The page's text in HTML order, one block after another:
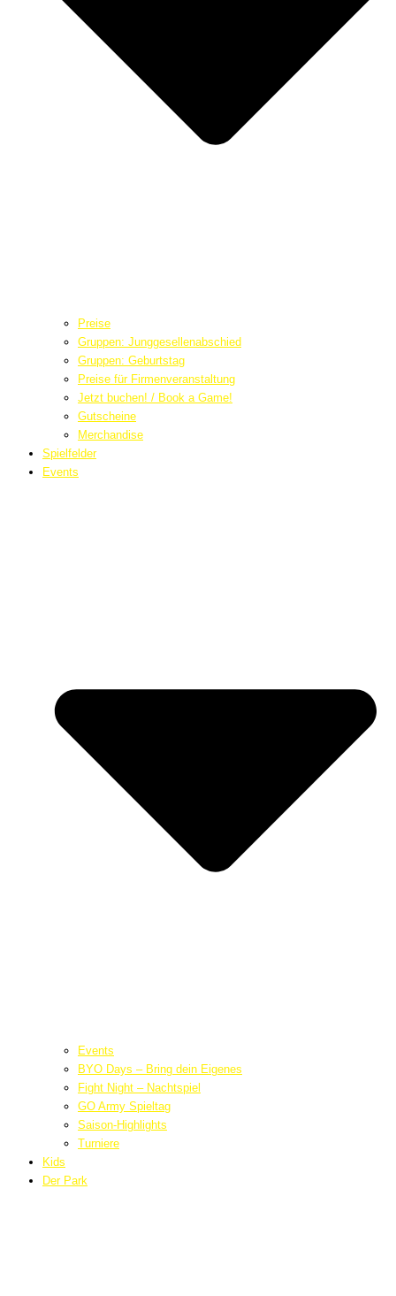
Preise
Gruppen: Junggesellenabschied
Gruppen: Geburtstag
Preise für Firmenveranstaltung
Jetzt buchen! / Book a Game!
Gutscheine
Merchandise
Spielfelder
Events
Events
BYO Days – Bring dein Eigenes
Fight Night – Nachtspiel
GO Army Spieltag
Saison-Highlights
Turniere
Kids
Der Park